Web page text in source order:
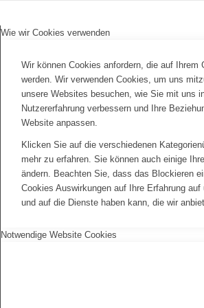
Wie wir Cookies verwenden
Wir können Cookies anfordern, die auf Ihrem
werden. Wir verwenden Cookies, um uns
unsere Websites besuchen, wie Sie mit uns
Nutzererfahrung verbessern und Ihre
Website anpassen.
Klicken Sie auf die verschiedenen
mehr zu erfahren. Sie können auch einige
ändern. Beachten Sie, dass das Blockieren
Cookies Auswirkungen auf Ihre Erfahrung auf
und auf die Dienste haben kann, die wir
Notwendige Website Cookies